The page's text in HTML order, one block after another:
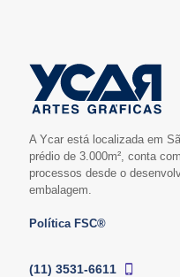
A Ycar está localizada em
prédio de 3.000m², conta
processos desde o
embalagem.
Política FSC®
(11) 3531-6611